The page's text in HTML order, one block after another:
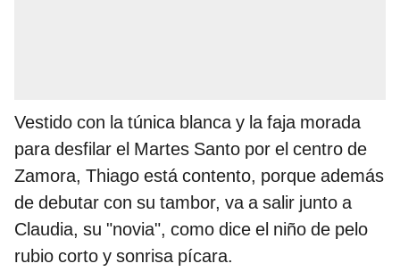
Vestido con la túnica blanca y la faja morada
para desfilar el Martes Santo por el centro de
Zamora, Thiago está contento, porque además
de debutar con su tambor, va a salir junto a
Claudia, su "novia", como dice el niño de pelo
rubio corto y sonrisa pícara.